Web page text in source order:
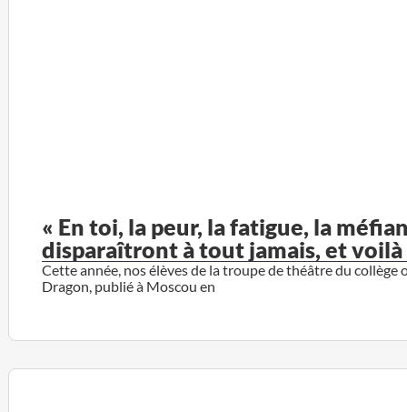
« En toi, la peur, la fatigue, la
disparaîtront à tout jamais, et voilà
Cette année, nos élèves de la troupe de théâtre du collège
Dragon, publié à Moscou en